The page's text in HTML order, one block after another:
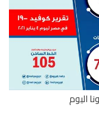
اليوم